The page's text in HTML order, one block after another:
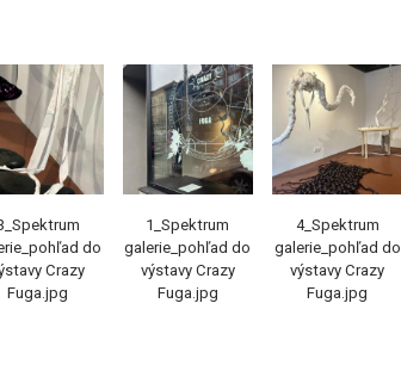
do
Crazy
Fuga.jpg
1_Spektrum
galerie_pohľad do
výstavy Crazy
Fuga.jpg
4_Spektrum
galerie_pohľad do
výstavy Crazy
Fuga.jpg